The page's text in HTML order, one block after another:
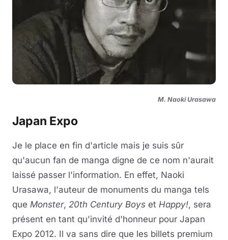
M. Naoki Urasawa
Japan Expo
Je le place en fin d'article mais je suis sûr
qu'aucun fan de manga digne de ce nom n'aurait
laissé passer l'information. En effet, Naoki
Urasawa, l'auteur de monuments du manga tels
que Monster, 20th Century Boys et Happy!, sera
présent en tant qu'invité d'honneur pour Japan
Expo 2012. Il va sans dire que les billets premium